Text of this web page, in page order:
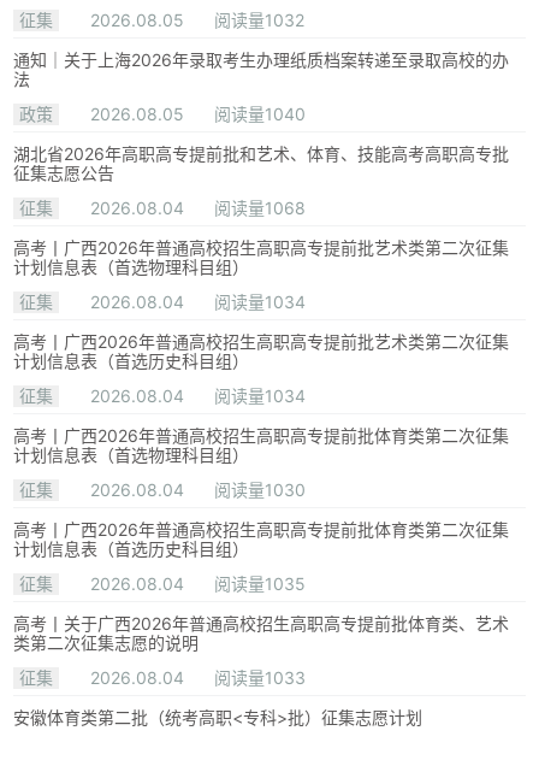
征集 2026.08.05
阅读量1032
通知｜关于上海2026年录取考生办理纸质档案转递至录取高校的办
法
政策
2026.08.05
阅读量1040
湖北省2026年高职高专提前批和艺术、体育、技能高考高职高专批
征集志愿公告
征集
2026.08.04
阅读量1068
高考丨广西2026年普通高校招生高职高专提前批艺术类第二次征集
计划信息表（首选物理科目组）
征集
2026.08.04
阅读量1034
高考丨广西2026年普通高校招生高职高专提前批艺术类第二次征集
计划信息表（首选历史科目组）
征集
2026.08.04
阅读量1034
高考丨广西2026年普通高校招生高职高专提前批体育类第二次征集
计划信息表（首选物理科目组）
征集
2026.08.04
阅读量1030
高考丨广西2026年普通高校招生高职高专提前批体育类第二次征集
计划信息表（首选历史科目组）
征集
2026.08.04
阅读量1035
高考丨关于广西2026年普通高校招生高职高专提前批体育类、艺术
类第二次征集志愿的说明
征集
2026.08.04
阅读量1033
安徽体育类第二批（统考高职<专科>批）征集志愿计划